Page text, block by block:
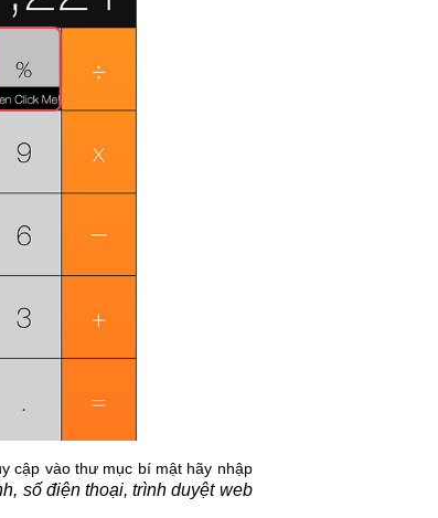
cập vào thư mục bí mật hãy nhập
số điện thoại, trình duyệt web